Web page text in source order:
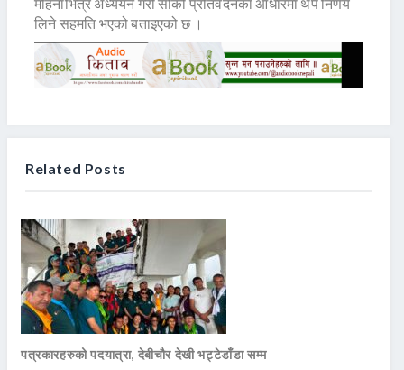
लिने सहमति भएको बताइएको छ ।
Related Posts
पत्रकारहरुको पदयात्रा, देबीचौर देखी भट्टेडाँडा सम्म